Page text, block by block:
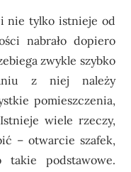
i nie tylko istnieje od
nabrało dopiero
zwykle szybko
z niej należy
pomieszczenia,
wiele rzeczy,
– otwarcie szafek,
podstawowe.